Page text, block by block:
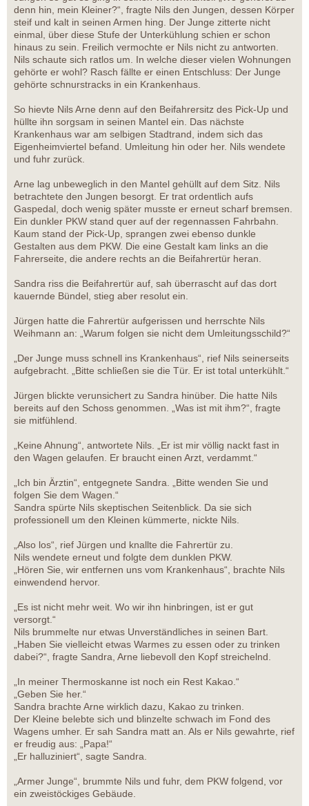
denn hin, mein Kleiner?“, fragte Nils den Jungen, dessen Körper
steif und kalt in seinen Armen hing. Der Junge zitterte nicht
einmal, über diese Stufe der Unterkühlung schien er schon
hinaus zu sein. Freilich vermochte er Nils nicht zu antworten.
Nils schaute sich ratlos um. In welche dieser vielen Wohnungen
gehörte er wohl? Rasch fällte er einen Entschluss: Der Junge
gehörte schnurstracks in ein Krankenhaus.
So hievte Nils Arne denn auf den Beifahrersitz des Pick-Up und
hüllte ihn sorgsam in seinen Mantel ein. Das nächste
Krankenhaus war am selbigen Stadtrand, indem sich das
Eigenheimviertel befand. Umleitung hin oder her. Nils wendete
und fuhr zurück.
Arne lag unbeweglich in den Mantel gehüllt auf dem Sitz. Nils
betrachtete den Jungen besorgt. Er trat ordentlich aufs
Gaspedal, doch wenig später musste er erneut scharf bremsen.
Ein dunkler PKW stand quer auf der regennassen Fahrbahn.
Kaum stand der Pick-Up, sprangen zwei ebenso dunkle
Gestalten aus dem PKW. Die eine Gestalt kam links an die
Fahrerseite, die andere rechts an die Beifahrertür heran.
Sandra riss die Beifahrertür auf, sah überrascht auf das dort
kauernde Bündel, stieg aber resolut ein.
Jürgen hatte die Fahrertür aufgerissen und herrschte Nils
Weihmann an: „Warum folgen sie nicht dem Umleitungsschild?“
„Der Junge muss schnell ins Krankenhaus“, rief Nils seinerseits
aufgebracht. „Bitte schließen sie die Tür. Er ist total unterkühlt.“
Jürgen blickte verunsichert zu Sandra hinüber. Die hatte Nils
bereits auf den Schoss genommen. „Was ist mit ihm?“, fragte
sie mitfühlend.
„Keine Ahnung“, antwortete Nils. „Er ist mir völlig nackt fast in
den Wagen gelaufen. Er braucht einen Arzt, verdammt.“
„Ich bin Ärztin“, entgegnete Sandra. „Bitte wenden Sie und
folgen Sie dem Wagen.“
Sandra spürte Nils skeptischen Seitenblick. Da sie sich
professionell um den Kleinen kümmerte, nickte Nils.
„Also los“, rief Jürgen und knallte die Fahrertür zu.
Nils wendete erneut und folgte dem dunklen PKW.
„Hören Sie, wir entfernen uns vom Krankenhaus“, brachte Nils
einwendend hervor.
„Es ist nicht mehr weit. Wo wir ihn hinbringen, ist er gut
versorgt.“
Nils brummelte nur etwas Unverständliches in seinen Bart.
„Haben Sie vielleicht etwas Warmes zu essen oder zu trinken
dabei?“, fragte Sandra, Arne liebevoll den Kopf streichelnd.
„In meiner Thermoskanne ist noch ein Rest Kakao.“
„Geben Sie her.“
Sandra brachte Arne wirklich dazu, Kakao zu trinken.
Der Kleine belebte sich und blinzelte schwach im Fond des
Wagens umher. Er sah Sandra matt an. Als er Nils gewahrte, rief
er freudig aus: „Papa!“
„Er halluziniert“, sagte Sandra.
„Armer Junge“, brummte Nils und fuhr, dem PKW folgend, vor
ein zweistöckiges Gebäude.